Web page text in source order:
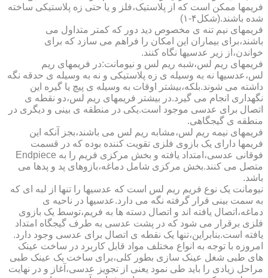
فریمها ممکن است که از پلاستیک،فلز و یا حتی زه پلاستیکی ساخته
شده باشند.(شکل۴-۱)
فریمهای نیم تنه ی مخصوص دید دور که کمتر متداول می
باشند،برای بیماران این امکان را فراهم می سازد که برای
خواندن،از زیر عدسیها نگاه کنند.
فریمهای ریم لس،شبه ریم لس و نیومانت:در فریمهای ریم
لس،عدسیها نه به وسیله ی زه پلاستیکی و نه به وسیله ی حدقه نگه
داشته می شوند.بلکه،بیشتر اوقات به وسیله ی پیچ یا گیره این
نگهداری انجام می گیرد.در بیشتر فریمهای ریم لس،دو نقطه ی
اتصال برای عدسی موجود است.یکی در منطقه ی بینی و دیگری در
منطقه ی گیجگاهی.
فریمهای نیمه ریم لس،مشابه ریم لس می باشند،بجز آنکه این
فریمها دارای یک بازوی فلزی تقویت کننده بوده که در قسمت
فوقانی عدسی،امتداد یافته و بخش مرکزی فریم را به Endpiece
متصل می کنند.بخش مرکزی شامل دماغه،بازوهای پد و پدها می
باشد.
نیومانت یک نوع فریم ریم لس است که عدسیها را تنها از لبه ای که
به سمت بینی قرار گرفته نگه می دارد.عدسیها در ناحیه ی
دماغه،اتصال یافته اند و اتصال دسته ها به فریم،توسط یک بازوی
فلزی برقرار می شود که در پشت عدسی به طرف گیجگاه امتداد
یافته است.بنابراین،تنها یک نقطه ی اتصال برای عدسی وجود دارد.
امروزه با توجه به انواع مختلف مواد قابل کاربرد در ساخت عینک
های طبی شغل عینک سازی بطور کلی،برای ساخت یک عینک طبی
مراحل زیادی را باید طی نمود یعنی از تجویز عدسی،آغاز و در نهایت